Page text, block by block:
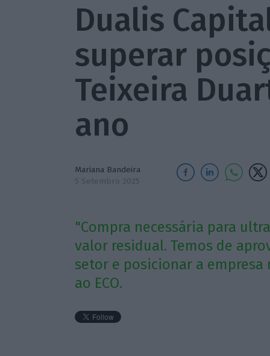
Dualis
superar
Teixeira
ano
Mariana Bandeira
5 Setembro 2025
"Compra necessária para
valor residual. Temos de
setor e posicionar a empresa
ao ECO.